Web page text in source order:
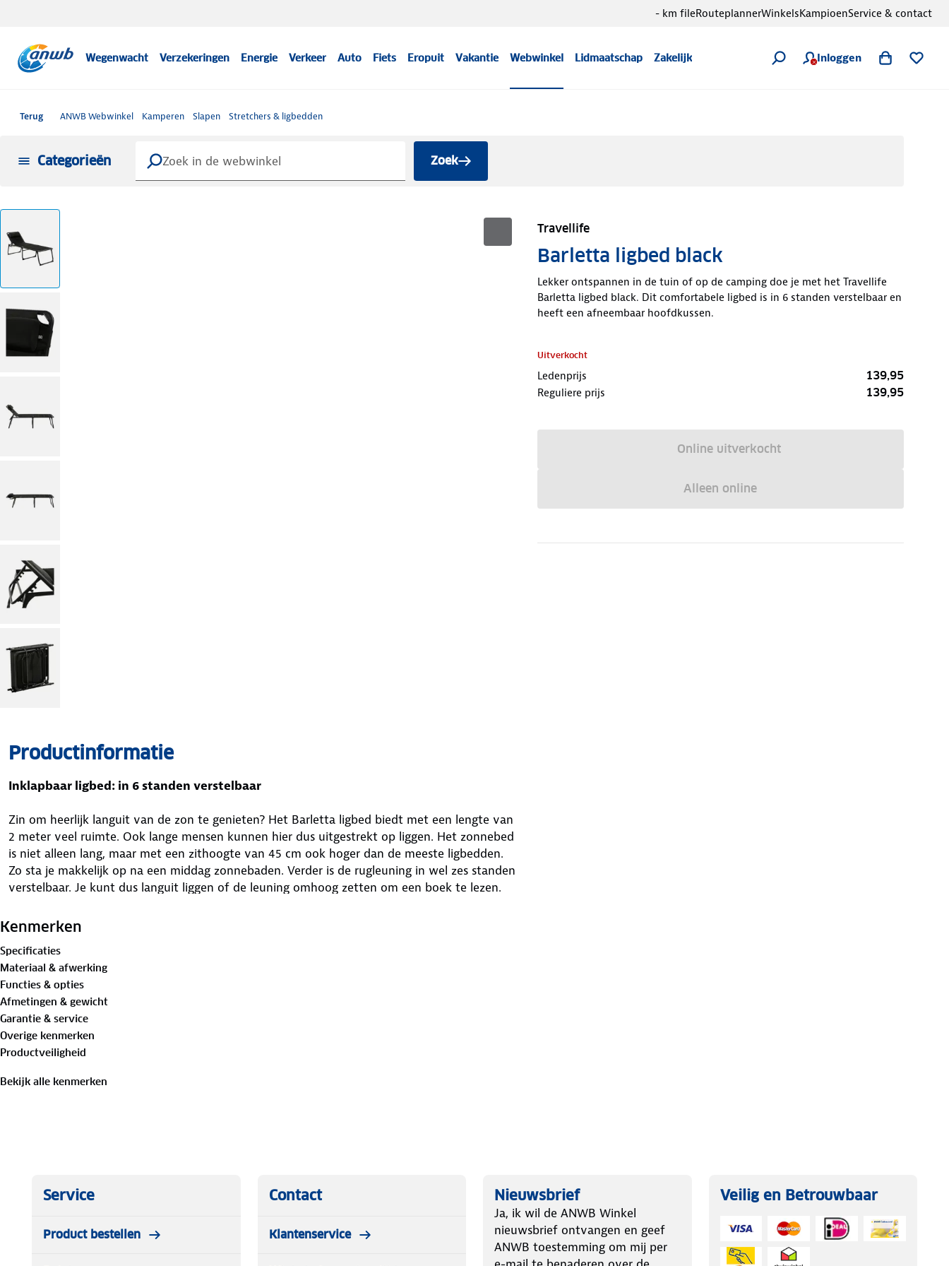
Wegenwacht Verzekeringen Energie Verkeer Auto Fiets Eropuit Vakantie Webwinkel Lidmaatschap Zakelijk Inloggen
- km fileRouteplannerWinkelsKampioenService & contact
Terug ANWB Webwinkel Kamperen Slapen Stretchers & ligbedden
Categorieën Zoek
Travellife
Barletta ligbed black
Lekker ontspannen in de tuin of op de camping doe je met het Travellife
Barletta ligbed black. Dit comfortabele ligbed is in 6 standen verstelbaar en
heeft een afneembaar hoofdkussen.
Uitverkocht
Ledenprijs 139,95
Reguliere prijs 139,95
Online uitverkocht
Alleen online
Productinformatie
Inklapbaar ligbed: in 6 standen verstelbaar
Zin om heerlijk languit van de zon te genieten? Het Barletta ligbed biedt met een lengte van
2 meter veel ruimte. Ook lange mensen kunnen hier dus uitgestrekt op liggen. Het zonnebed
is niet alleen lang, maar met een zithoogte van 45 cm ook hoger dan de meeste ligbedden.
Zo sta je makkelijk op na een middag zonnebaden. Verder is de rugleuning in wel zes standen
verstelbaar. Je kunt dus languit liggen of de leuning omhoog zetten om een boek te lezen.
verplaats je hem naar de juiste hoogte of haal je hem van het bed af. Zo lig je altijd goed! Het
Belangrijkste voordelen
Rugleuning in 6 standen verstelbaar
Ventilerende en sneldrogende 2D mesh bekleding
Water- en uv-bestendig
Gemakkelijk schoon te maken
Kenmerken
Specificaties
Materiaal & afwerking
Functies & opties
Afmetingen & gewicht
Garantie & service
Overige kenmerken
Productveiligheid
Bekijk alle kenmerken
Service
Product bestellen
Contact
Klantenservice
Nieuwsbrief
Ja, ik wil de ANWB Winkel
nieuwsbrief ontvangen en geef
ANWB toestemming om mij per
Veilig en Betrouwbaar